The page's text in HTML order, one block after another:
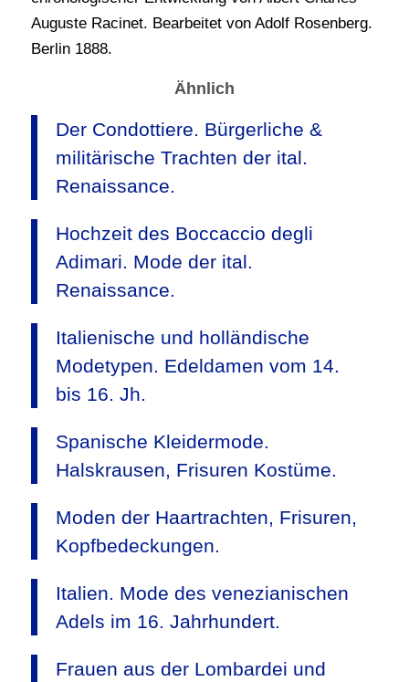
Auguste Racinet. Bearbeitet von Adolf Rosenberg.
Berlin 1888.
Ähnlich
Der Condottiere. Bürgerliche &
militärische Trachten der ital.
Renaissance.
Hochzeit des Boccaccio degli
Adimari. Mode der ital.
Renaissance.
Italienische und holländische
Modetypen. Edeldamen vom 14.
bis 16. Jh.
Spanische Kleidermode.
Halskrausen, Frisuren Kostüme.
Moden der Haartrachten, Frisuren,
Kopfbedeckungen.
Italien. Mode des venezianischen
Adels im 16. Jahrhundert.
Frauen aus der Lombardei und